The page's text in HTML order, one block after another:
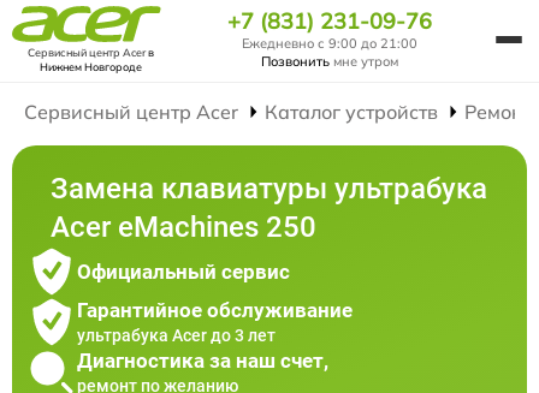
Сервисный центр Acerв
Нижнем Новгороде
+7 (831) 231-09-76
Ежедневно с 9:00 до 21:00
Позвонить мне утром
Сервисный центр Acer Каталог устройств Ремонт
Замена клавиатуры ультрабука
Acer eMachines 250
Официальный сервис
Гарантийное обслуживание
ультрабука Acer до 3 лет
Диагностика за наш счет,
ремонт по желанию